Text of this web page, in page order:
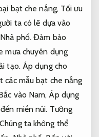
bạt che nắng, Tối ưu
ta có lẽ dựa vào
Nhà phố. Đảm bảo
mưa chuyên dụng
tạo. Áp dụng cho
các mẫu bạt che nắng
vào Nam,Áp dụng
miền núi. Tường
Chúng ta không thể